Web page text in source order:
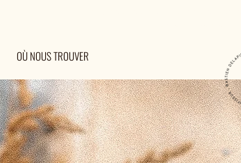
OÙ NOUS TROUVER